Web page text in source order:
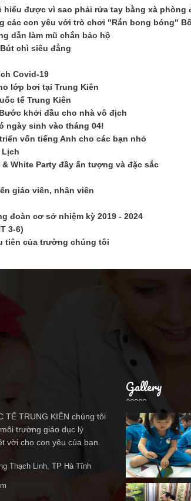
hiểu được vì sao phải rửa tay bằng xà phòng
các con yêu với trò chơi "Rắn bong bóng"
dẫn làm mũ chắn bảo hộ
chì siêu đẳng
Covid-19
lớp bơi tại Trung Kiên
tế Trung Kiên
khởi đầu cho nhà vô địch
ngày sinh vào tháng 04!
vốn tiếng Anh cho các bạn nhỏ
Lịch
White Party đầy ấn tượng và đặc sắc
giáo viên, nhân viên
đoàn cơ sở nhiệm kỳ 2019 - 2024
3-6)
tiên của trường chúng tôi
TẾ TRUNG KIÊN chúng tôi
trường giáo dục lý
vời cho con yêu của bạn.
Thạch Linh, TP Hà Tĩnh
Gallery